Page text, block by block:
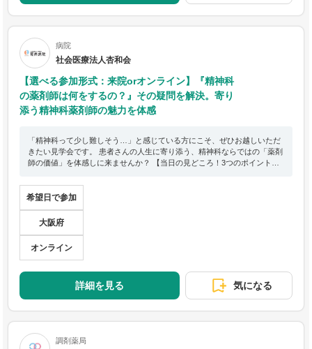
病院
社会医療法人杏和会
【選べる参加形式：来院orオンライン】『精神科
の薬剤師は何をするの？』その疑問を解決。寄り
添う精神科薬剤師の魅力を体感
「精神科って少し難しそう…」と感じている方にこそ、ぜひお越しいただ
きたい見学会です。 患者さんの人生に寄り添う、精神科ならではの「薬剤
師の価値」を体感しに来ませんか？ 【当日の見どころ！3つのポイント】
薬剤師が治療をどう動かすのか、その瞬間を体感。 ◆「見極める力」を磨
く ：精神科特有の副作用チェックや「処方適正化」のコツを公開。プロ
しくない？」「ぶっちゃけ忙しい？」など、NGなしの質疑応答で不安を
解消！
希望日で参加
大阪府
オンライン
詳細を見る 気になる
調剤薬局